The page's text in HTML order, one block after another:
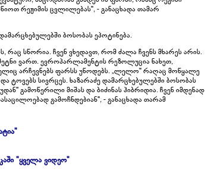
რეჟიმის ცვლილებას", - განაცხადა თამარ
ბოსობას ეპოტინება.
რაც სწორია. ჩვენ ვხედავთ, რომ ძალა ჩვენს მხარეს არის.
ვართ. ევროპარლამენტის რეზოლუცია ნახეთ,
არჩევნებს ფარსს უწოდებს. „ლელო" რაღაც მოწყალე
ტოვებს სივრცეს. ხაზარაძე დამარცხებულებში ბოსობას
გამოწერილი მიშას და ბიძინას ჰიბრიდია. ჩვენ იმდენად
გამოჩნდებიან", - განაცხადა თარამ
"ყველა ვიდეო"